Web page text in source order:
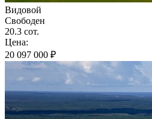
Видовой
Свободен
20.3 сот.
Цена:
20 097 000 ₽